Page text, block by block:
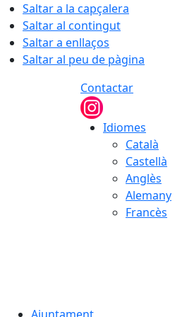
Saltar a la capçalera
Saltar al contingut
Saltar a enllaços
Saltar al peu de pàgina
Contactar
Idiomes
Català
Castellà
Anglès
Alemany
Francès